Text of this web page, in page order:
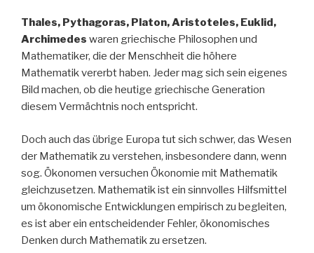
Thales, Pythagoras, Platon, Aristoteles, Euklid,
Archimedes waren griechische Philosophen und
Mathematiker, die der Menschheit die höhere
Mathematik vererbt haben. Jeder mag sich sein eigenes
Bild machen, ob die heutige griechische Generation
diesem Vermächtnis noch entspricht.
Doch auch das übrige Europa tut sich schwer, das Wesen
der Mathematik zu verstehen, insbesondere dann, wenn
sog. Ökonomen versuchen Ökonomie mit Mathematik
gleichzusetzen. Mathematik ist ein sinnvolles Hilfsmittel
um ökonomische Entwicklungen empirisch zu begleiten,
es ist aber ein entscheidender Fehler, ökonomisches
Denken durch Mathematik zu ersetzen.